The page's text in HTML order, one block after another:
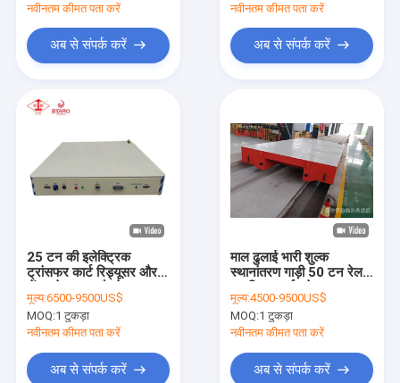
घर
नवीनतम कीमत पता करें
अब से संपर्क करें
नवीनतम कीमत पता करें
अब से संपर्क करें
25 टन की इलेक्ट्रिक
ट्रांसफर कार्ट रिड्यूसर और
मूल्य:6500-9500US$
MOQ:1 टुकड़ा
नवीनतम कीमत पता करें
अब से संपर्क करें
माल ढुलाई भारी शुल्क
स्थानांतरण गाड़ी 50 टन रेल
निर्देशित
मूल्य:4500-9500US$
MOQ:1 टुकड़ा
नवीनतम कीमत पता करें
अब से संपर्क करें